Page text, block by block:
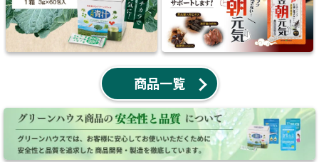
商品一覧